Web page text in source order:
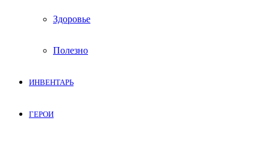
Здоровье
Полезно
ИНВЕНТАРЬ
ГЕРОИ